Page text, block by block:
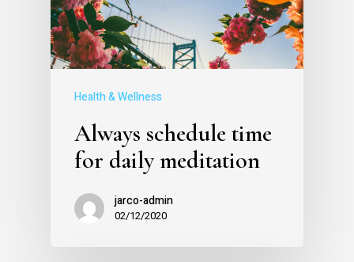
Health & Wellness
Always schedule time
for daily meditation
jarco-admin
02/12/2020